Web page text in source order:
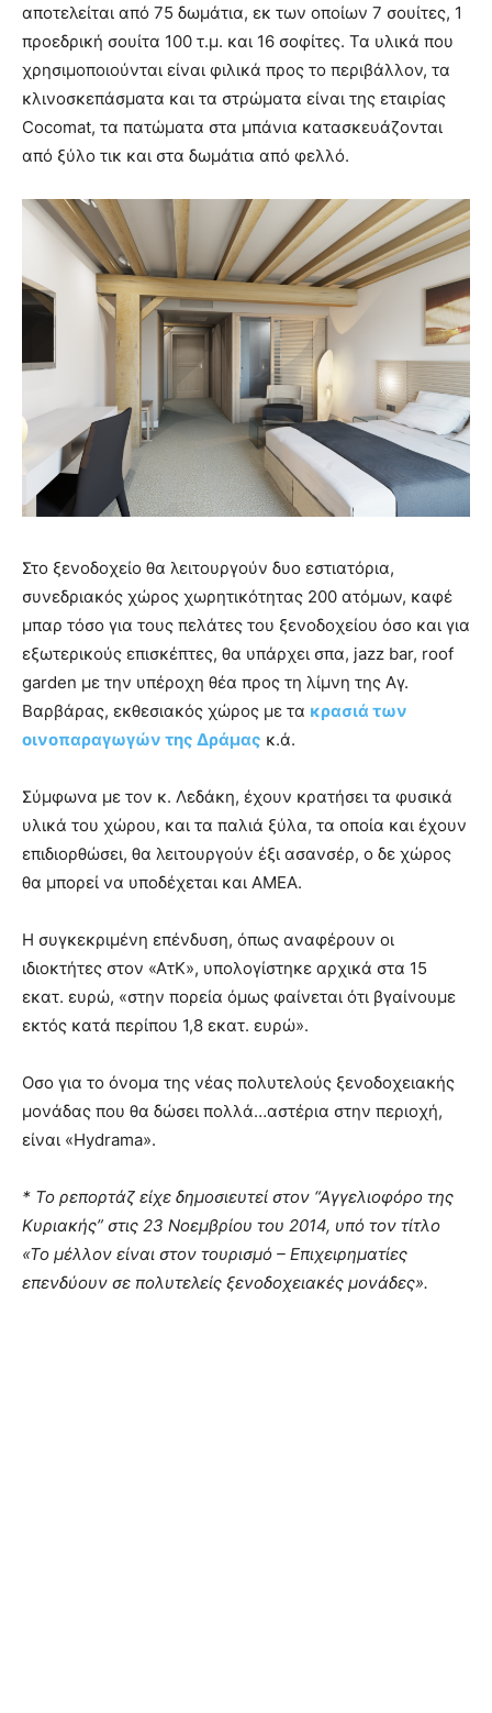
αποτελείται από 75 δωμάτια, εκ των οποίων 7 σουίτες, 1
προεδρική σουίτα 100 τ.μ. και 16 σοφίτες. Τα υλικά που
χρησιμοποιούνται είναι φιλικά προς το περιβάλλον, τα
κλινοσκεπάσματα και τα στρώματα είναι της εταιρίας
Cocomat, τα πατώματα στα μπάνια κατασκευάζονται
από ξύλο τικ και στα δωμάτια από φελλό.
Στο ξενοδοχείο θα λειτουργούν δυο εστιατόρια,
συνεδριακός χώρος χωρητικότητας 200 ατόμων, καφέ
μπαρ τόσο για τους πελάτες του ξενοδοχείου όσο και για
εξωτερικούς επισκέπτες, θα υπάρχει σπα, jazz bar, roof
garden με την υπέροχη θέα προς τη λίμνη της Αγ.
Βαρβάρας, εκθεσιακός χώρος με τα κρασιά των
οινοπαραγωγών της Δράμας κ.ά.
Σύμφωνα με τον κ. Λεδάκη, έχουν κρατήσει τα φυσικά
υλικά του χώρου, και τα παλιά ξύλα, τα οποία και έχουν
επιδιορθώσει, θα λειτουργούν έξι ασανσέρ, ο δε χώρος
θα μπορεί να υποδέχεται και ΑΜΕΑ.
Η συγκεκριμένη επένδυση, όπως αναφέρουν οι
ιδιοκτήτες στον «ΑτΚ», υπολογίστηκε αρχικά στα 15
εκατ. ευρώ, «στην πορεία όμως φαίνεται ότι βγαίνουμε
εκτός κατά περίπου 1,8 εκατ. ευρώ».
Οσο για το όνομα της νέας πολυτελούς ξενοδοχειακής
μονάδας που θα δώσει πολλά…αστέρια στην περιοχή,
είναι «Hydrama».
* Το ρεπορτάζ είχε δημοσιευτεί στον “Αγγελιοφόρο της
Κυριακής” στις 23 Νοεμβρίου του 2014, υπό τον τίτλο
«Το μέλλον είναι στον τουρισμό – Επιχειρηματίες
επενδύουν σε πολυτελείς ξενοδοχειακές μονάδες».